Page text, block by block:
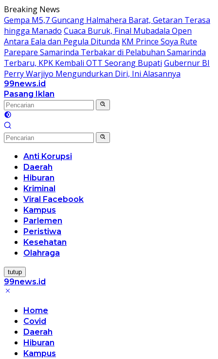
Langsung
ke
konten
Breaking News
Gempa M5,7 Guncang Halmahera Barat, Getaran Terasa
hingga Manado Cuaca Buruk, Final Mubadala Open
Antara Eala dan Pegula Ditunda KM Prince Soya Rute
Parepare Samarinda Terbakar di Pelabuhan Samarinda
Terbaru, KPK Kembali OTT Seorang Bupati Gubernur BI
Perry Warjiyo Mengundurkan Diri, Ini Alasannya
99news.id
Terbaik
Terbaik
Pasang Iklan
Anti Korupsi
Daerah
Hiburan
Kriminal
Viral Facebook
Kampus
Parlemen
Peristiwa
Kesehatan
Olahraga
tutup
99news.id
Terbaik
Home
Covid
Daerah
Hiburan
Kampus